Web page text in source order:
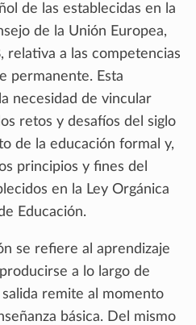
de las establecidas en la
de la Unión Europea,
relativa a las competencias
permanente. Esta
necesidad de vincular
retos y desafíos del siglo
de la educación formal y,
principios y fines del
en la Ley Orgánica
Educación.
se refiere al aprendizaje
a lo largo de
remite al momento
básica. Del mismo